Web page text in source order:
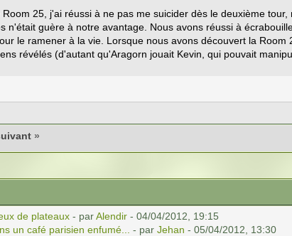
25, j'ai réussi à ne pas me suicider dès le deuxième
n'était guère à notre avantage. Nous avons réussi à
le ramener à la vie. Lorsque nous avons découvert la
révélés (d'autant qu'Aragorn jouait Kevin, qui pouvait
»
de plateaux - parAlendir- 04/04/2012, 19:15
un café parisien enfumé...
- par Jehan - 05/04/2012, 13:30